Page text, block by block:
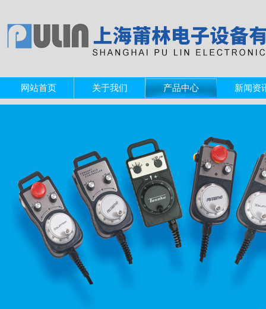
网站首页 关于我们 产品中心 新闻资